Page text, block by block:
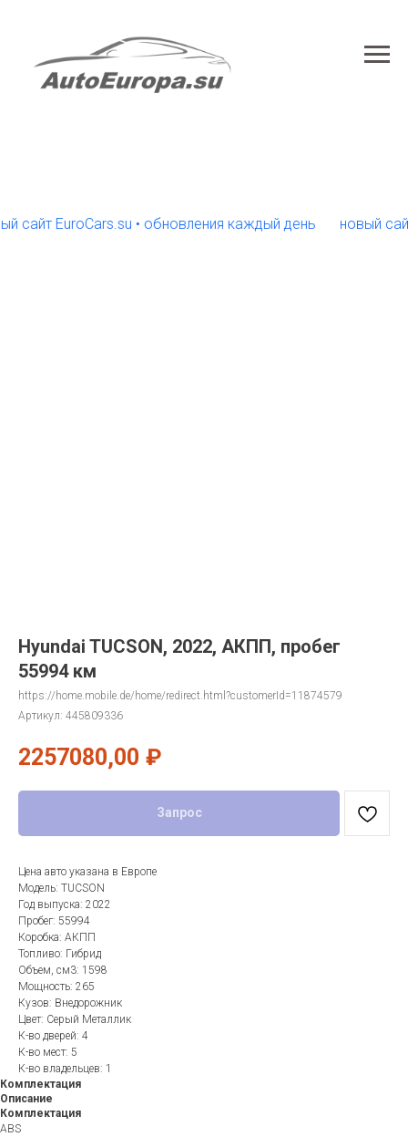
EuroCars.su • обновления каждый день новый сайт
Hyundai TUCSON, 2022, АКПП, пробег
55994 км
https://home.mobile.de/home/redirect.html?customerId=11874579
Артикул: 445809336
2257080,00 ₽
Запрос
Цена авто указана в Европе
Модель: TUCSON
Год выпуска: 2022
Пробег: 55994
Коробка: АКПП
Топливо: Гибрид
Объем, см3: 1598
Мощность: 265
Кузов: Внедорожник
Цвет: Серый Металлик
К-во дверей: 4
К-во мест: 5
К-во владельцев: 1
Комплектация
Описание
Комплектация
ABS